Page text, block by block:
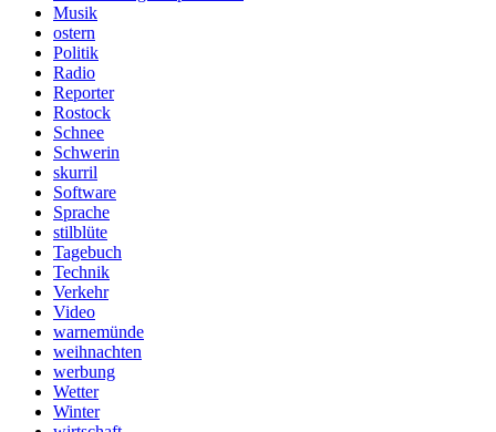
Musik
ostern
Politik
Radio
Reporter
Rostock
Schnee
Schwerin
skurril
Software
Sprache
stilblüte
Tagebuch
Technik
Verkehr
Video
warnemünde
weihnachten
werbung
Wetter
Winter